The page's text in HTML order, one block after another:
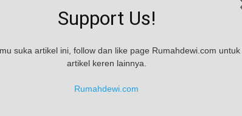
elektronik berat seperti kulkas, TV, dan
bekerja lebih keras. Matikan TV dan komputer
kembali. Saat Anda melakukannya, atur
Support Us!
suka artikel ini, follow dan like page Rumahdewi.com untuk
artikel keren lainnya.
Rumahdewi.com